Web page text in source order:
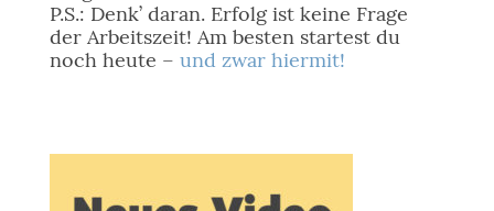
P.S.: Denk’ daran. Erfolg ist keine Frage
der Arbeitszeit! Am besten startest du
noch heute – und zwar hiermit!